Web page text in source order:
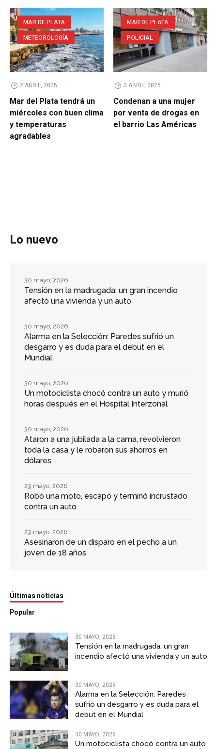
MAR DE PLATA
METEOROLOGÍA
2 ABRIL, 2025
Mar del Plata tendrá un
miércoles con buen clima
y temperaturas
agradables
MAR DE PLATA
POLICIAL
3 ABRIL, 2025
Condenan a una mujer
por venta de drogas en
el barrio Las Américas
Lo nuevo
Tensión en la madrugada: un gran incendio
afectó una vivienda y un auto
30 mayo, 2026
Alarma en la Selección: Paredes sufrió un
desgarro y es duda para el debut en el
Mundial
30 mayo, 2026
Un motociclista chocó contra un auto y murió
horas después en el Hospital Interzonal
30 mayo, 2026
Ataron a una jubilada a la cama, revolvieron
toda la casa y le robaron sus ahorros en
dólares
30 mayo, 2026
Robó una moto, escapó y terminó incrustado
contra un auto
29 mayo, 2026
Asesinaron de un disparo en el pecho a un
joven de 18 años
29 mayo, 2026
Últimas noticias
Popular
30 MAYO, 2026
Tensión en la madrugada: un gran
incendio afectó una vivienda y un auto
30 MAYO, 2026
Alarma en la Selección: Paredes
sufrió un desgarro y es duda para el
debut en el Mundial
30 MAYO, 2026
Un motociclista chocó contra un auto